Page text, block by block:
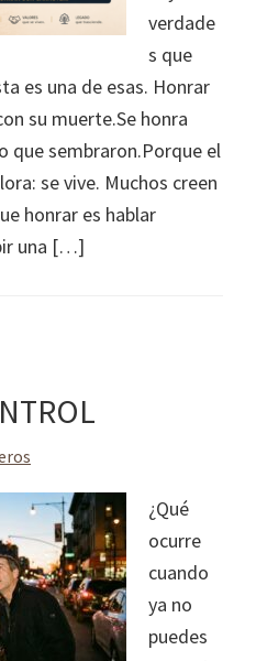
verdade
s que
es una de esas. Honrar
su muerte.Se honra
que sembraron.Porque el
se vive. Muchos creen
honrar es hablar
una […]
¿Qué
ocurre
cuando
ya no
puedes